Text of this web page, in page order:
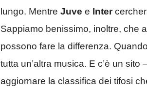
lungo. Mentre Juve e Inter
Sappiamo benissimo, inoltre, che
possono fare la differenza.
tutta un’altra musica. E c’è un
aggiornare la classifica dei tifosi